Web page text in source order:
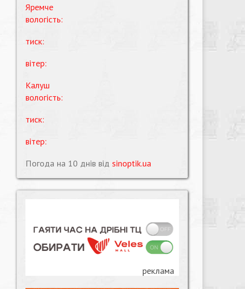
Яремче
вологість:
тиск:
вітер:
Калуш
вологість:
тиск:
вітер:
Погода на 10 днів від sinoptik.ua